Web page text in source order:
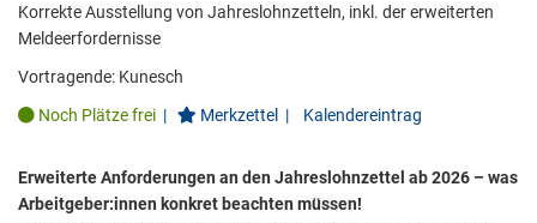
Korrekte Ausstellung von Jahreslohnzetteln, inkl. der erweiterten
Meldeerfordernisse
Vortragende: Kunesch
Noch Plätze frei | Merkzettel | Kalendereintrag
Erweiterte Anforderungen an den Jahreslohnzettel ab 2026 – was
Arbeitgeber:innen konkret beachten müssen!